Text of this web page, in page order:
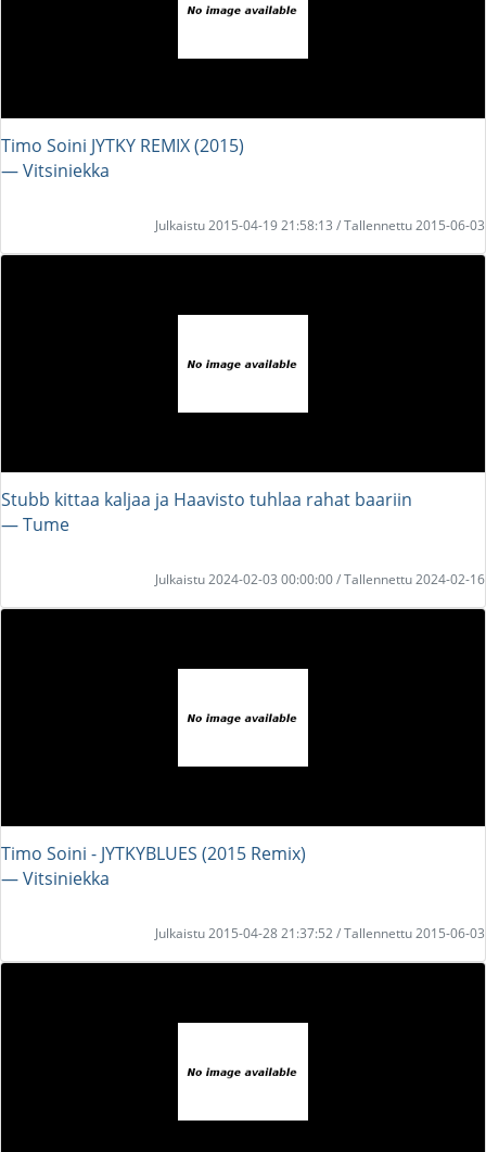
Timo Soini JYTKY REMIX (2015)
― Vitsiniekka
Julkaistu 2015-04-19 21:58:13 / Tallennettu 2015-06-03
Stubb kittaa kaljaa ja Haavisto tuhlaa rahat baariin
― Tume
Julkaistu 2024-02-03 00:00:00 / Tallennettu 2024-02-16
Timo Soini - JYTKYBLUES (2015 Remix)
― Vitsiniekka
Julkaistu 2015-04-28 21:37:52 / Tallennettu 2015-06-03